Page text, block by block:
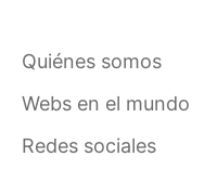
Quiénes somos
Webs en el mundo
Redes sociales